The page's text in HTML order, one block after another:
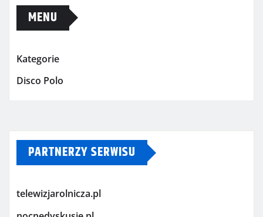
MENU
Kategorie
Disco Polo
PARTNERZY SERWISU
telewizjarolnicza.pl